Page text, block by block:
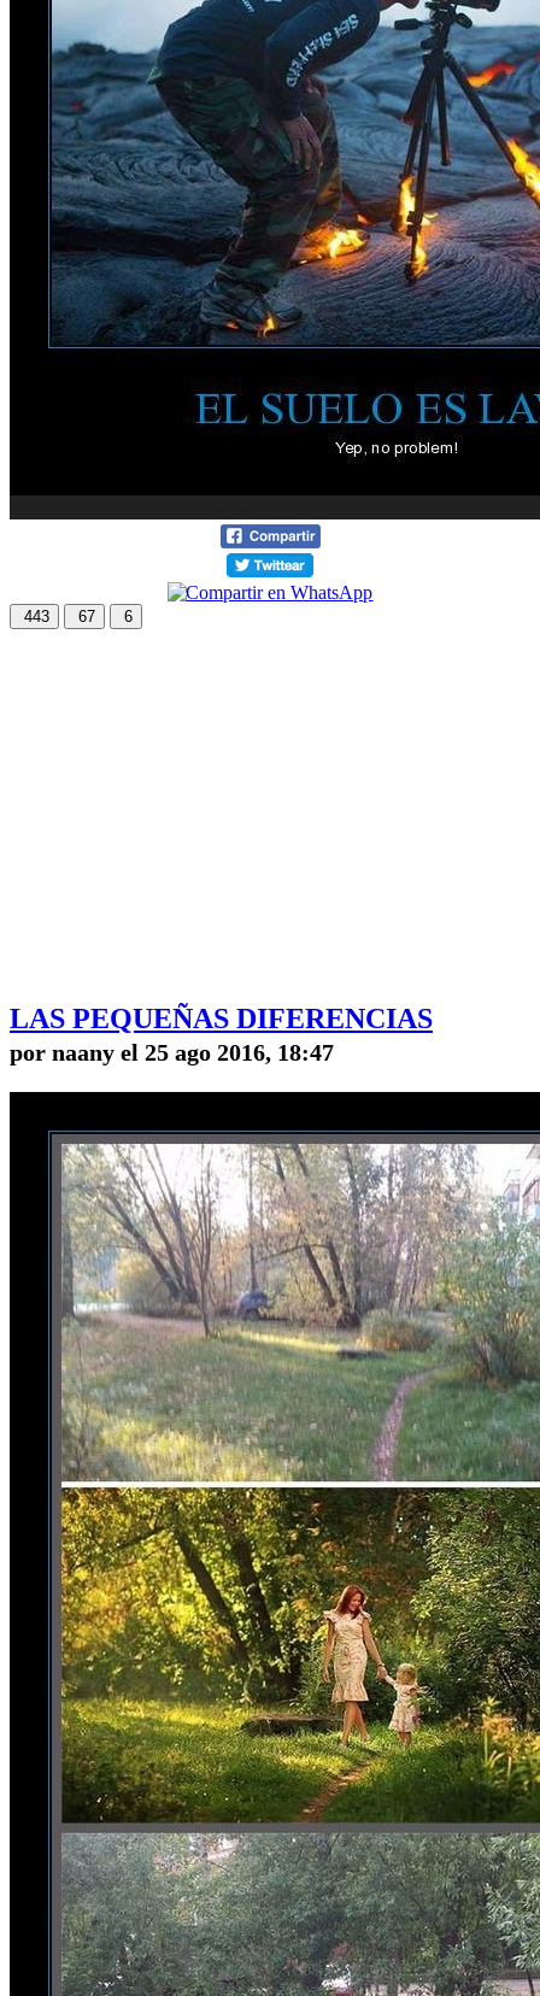
443 67 6
LAS PEQUEÑAS DIFERENCIAS
por naany el 25 ago 2016, 18:47